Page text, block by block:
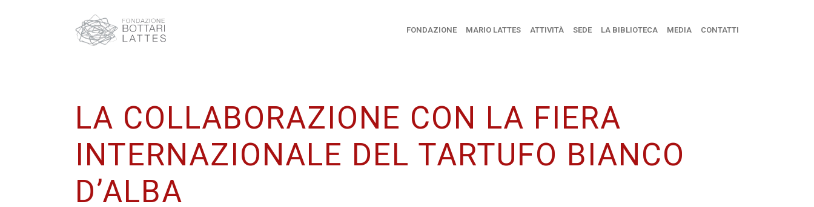
FONDAZIONE MARIO LATTES ATTIVITÀ SEDE LA BIBLIOTECA MEDIA CONTATTI
LA COLLABORAZIONE CON LA FIERA
INTERNAZIONALE DEL TARTUFO BIANCO
D’ALBA